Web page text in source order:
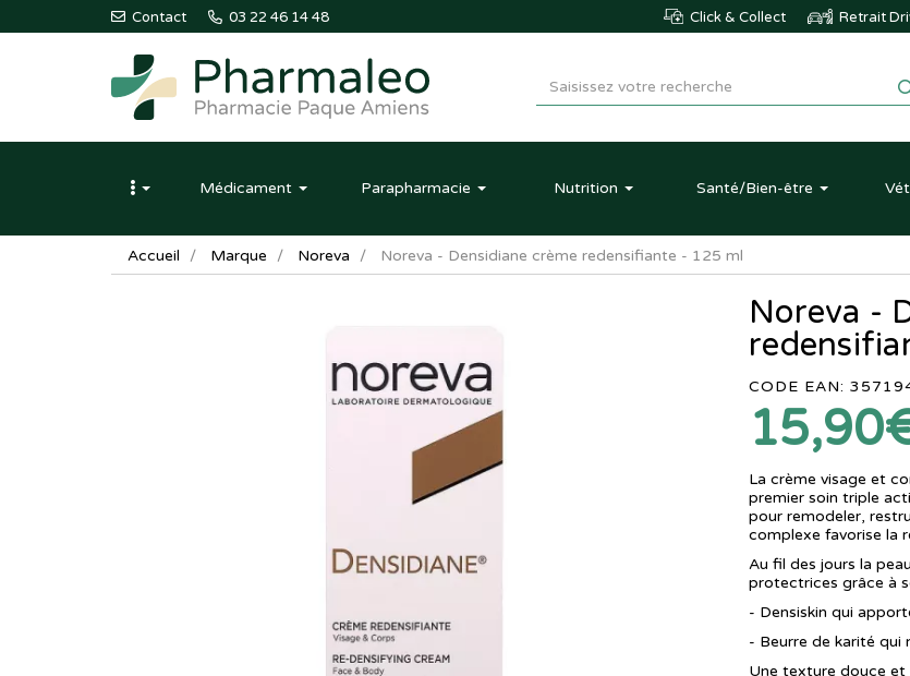
Contact 03 22 46 14 48 Click & Collect Retrait
Pharmaleo
Pharmacie
Paque
Amiens
Médicament Parapharmacie Nutrition Santé/Bien-être
Accueil Marque Noreva Noreva - Densidiane crème redensifiante - 125 ml
Noreva -
CODE EAN:
La crème visage et
premier soin triple
pour remodeler,
complexe favorise la
Au fil des jours la
protectrices grâce à
- Densiskin qui
- Beurre de karité qui
Une texture douce et